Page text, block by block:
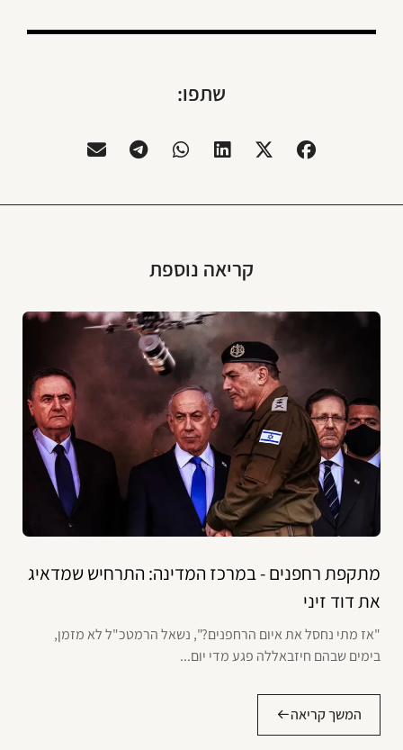
שתפו:
קריאה נוספת
מתקפת רחפנים - במרכז המדינה: התרחיש שמדאיג
את דוד זיני
"אז מתי נחסל את איום הרחפנים?", נשאל הרמטכ"ל לא מזמן,
בימים שבהם חיזבאללה פגע מדי יום...
המשך קריאה